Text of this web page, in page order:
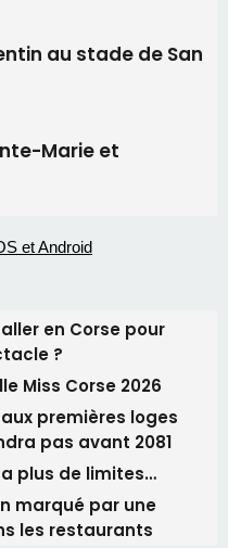
au stade de San
Marie et
en Corse pour
?
Miss Corse 2026
premières loges
pas avant 2081
plus de limites…
marqué par une
les restaurants